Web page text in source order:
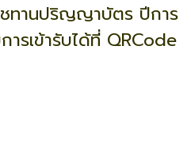
ชทานปริญญาบัตร ปีการ
รเข้ารับได้ที่ QRCode